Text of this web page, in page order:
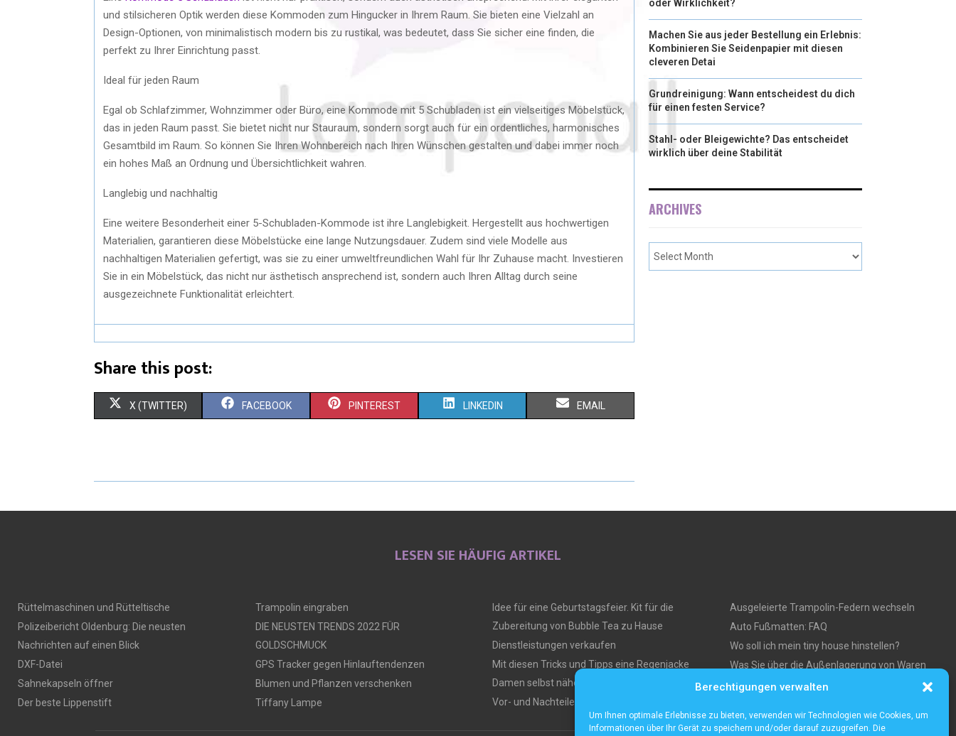
Berechtigungen verwalten
Um Ihnen optimale Erlebnisse zu bieten, verwenden wir Technologien wie Cookies, um
Informationen über Ihr Gerät zu speichern und/oder darauf zuzugreifen. Die
und stilsicheren Optik werden diese Kommoden zum Hingucker in Ihrem Raum. Sie bieten eine Vielzahl an
Design-Optionen, von minimalistisch modern bis zu rustikal, was bedeutet, dass Sie sicher eine finden, die
perfekt zu Ihrer Einrichtung passt.
Ideal für jeden Raum
Egal ob Schlafzimmer, Wohnzimmer oder Büro, eine Kommode mit 5 Schubladen ist ein vielseitiges Möbelstück,
das in jeden Raum passt. Sie bietet nicht nur Stauraum, sondern sorgt auch für ein ordentliches, harmonisches
Gesamtbild im Raum. So können Sie Ihren Wohnbereich nach Ihren Wünschen gestalten und dabei immer noch
ein hohes Maß an Ordnung und Übersichtlichkeit wahren.
Langlebig und nachhaltig
Eine weitere Besonderheit einer 5-Schubladen-Kommode ist ihre Langlebigkeit. Hergestellt aus hochwertigen
Materialien, garantieren diese Möbelstücke eine lange Nutzungsdauer. Zudem sind viele Modelle aus
nachhaltigen Materialien gefertigt, was sie zu einer umweltfreundlichen Wahl für Ihr Zuhause macht. Investieren
Sie in ein Möbelstück, das nicht nur ästhetisch ansprechend ist, sondern auch Ihren Alltag durch seine
ausgezeichnete Funktionalität erleichtert.
Share this post:
X (TWITTER) FACEBOOK PINTEREST LINKEDIN EMAIL
oder Wirklichkeit?
Machen Sie aus jeder Bestellung ein Erlebnis:
Kombinieren Sie Seidenpapier mit diesen
cleveren Detai
Grundreinigung: Wann entscheidest du dich
für einen festen Service?
Stahl- oder Bleigewichte? Das entscheidet
wirklich über deine Stabilität
ARCHIVES
LESEN SIE HÄUFIG ARTIKEL
Rüttelmaschinen und Rütteltische
Polizeibericht Oldenburg: Die neusten
Nachrichten auf einen Blick
DXF-Datei
Sahnekapseln öffner
Der beste Lippenstift
Trampolin eingraben
DIE NEUSTEN TRENDS 2022 FÜR
GOLDSCHMUCK
GPS Tracker gegen Hinlauftendenzen
Blumen und Pflanzen verschenken
Tiffany Lampe
Idee für eine Geburtstagsfeier. Kit für die
Zubereitung von Bubble Tea zu Hause
Dienstleistungen verkaufen
Mit diesen Tricks und Tipps eine Regenjacke
Damen selbst nähen
Vor- und Nachteile von Tiny Houses
Ausgeleierte Trampolin-Federn wechseln
Auto Fußmatten: FAQ
Wo soll ich mein tiny house hinstellen?
Was Sie über die Außenlagerung von Waren
und Produkten wissen müssen